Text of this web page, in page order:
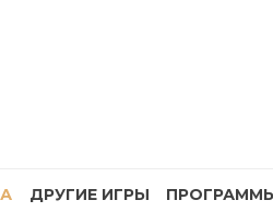
ДРУГИЕ ИГРЫ